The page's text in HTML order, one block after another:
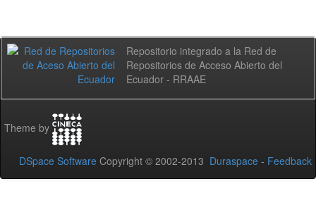
Repositorio integrado a la Red de
Repositorios de Acceso Abierto del
Ecuador - RRAAE
Theme by
DSpace Software Copyright © 2002-2013 Duraspace - Feedback